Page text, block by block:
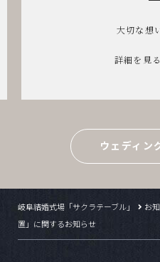
ウェディン
岐阜結婚式場「サクラテーブル」 お
置」に関するお知らせ